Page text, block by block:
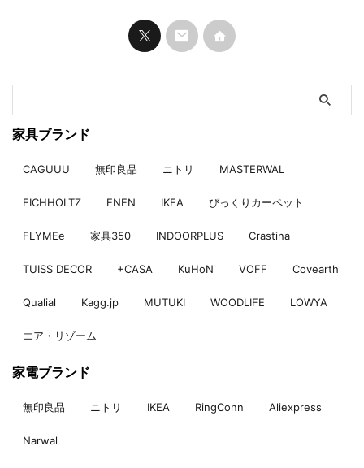
家具ブランド
CAGUUU 無印良品 ニトリ MASTERWAL
EICHHOLTZ ENEN IKEA びっくりカーペット
FLYMEe 家具350 INDOORPLUS Crastina
TUISS DECOR +CASA KuHoN VOFF Covearth
Qualial Kagg.jp MUTUKI WOODLIFE LOWYA
エア・リゾーム
家電ブランド
無印良品 ニトリ IKEA RingConn Aliexpress
Narwal